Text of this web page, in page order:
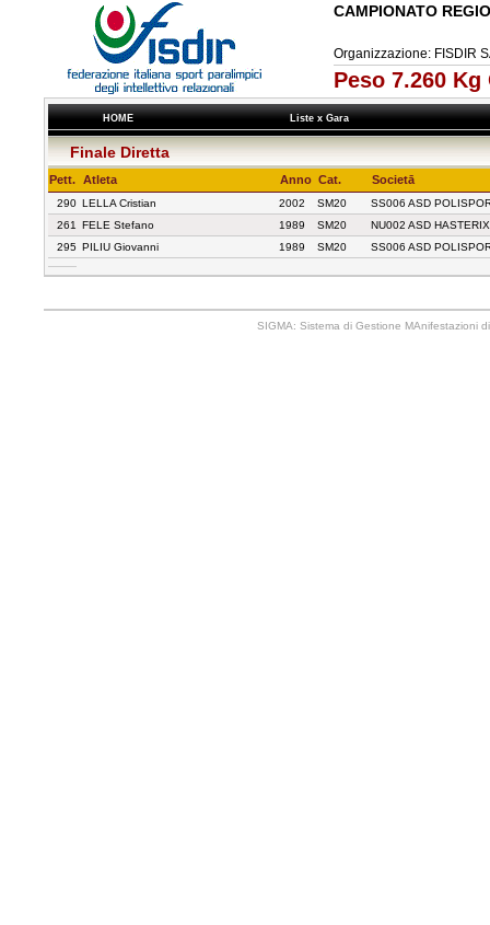
CAMPIONATO
Organizzazione: FISDIR
Peso 7.260 Kg
HOME Liste x Gara
Finale Diretta
Pett. Atleta Anno Cat. Societā
290 LELLA Cristian 2002 SM20
SS006 ASD
261
FELE Stefano 1989 SM20
NU002 ASD
295 PILIU Giovanni 1989 SM20 SS006 ASD
SIGMA: Sistema di Gestione MAnifestazioni